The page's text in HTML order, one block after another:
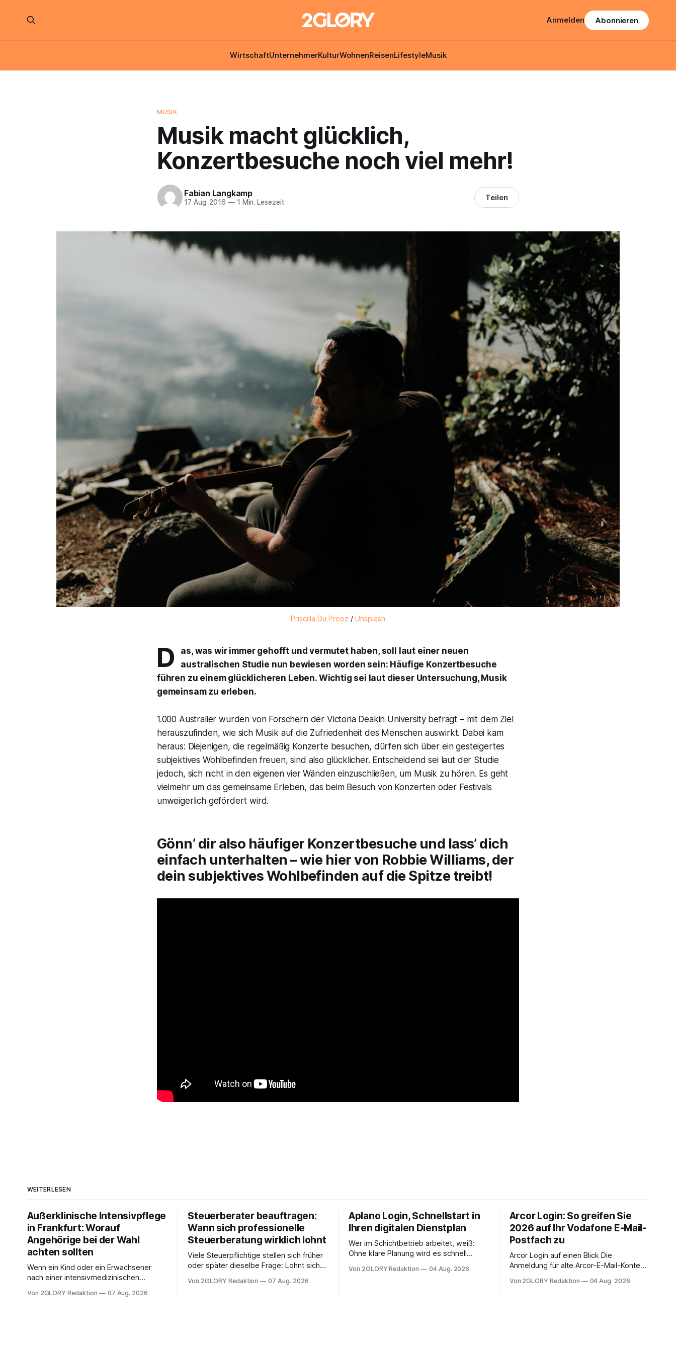
WirtschaftUnternehmerKulturWohnenReisenLifestyleMusik
Anmelden Abonnieren
MUSIK
Musik macht glücklich,
Konzertbesuche noch viel mehr!
Fabian Langkamp
17 Aug. 2016 —1 Min. Lesezeit Teilen
Priscilla Du Preez / Unsplash
D
as, was wir immer gehofft und vermutet haben, soll laut einer neuen
australischen Studie nun bewiesen worden sein: Häufige Konzertbesuche
führen zu einem glücklicheren Leben. Wichtig sei laut dieser Untersuchung, Musik
gemeinsam zu erleben.
1.000 Australier wurden von Forschern der Victoria Deakin University befragt – mit dem Ziel
herauszufinden, wie sich Musik auf die Zufriedenheit des Menschen auswirkt. Dabei kam
heraus: Diejenigen, die regelmäßig Konzerte besuchen, dürfen sich über ein gesteigertes
subjektives Wohlbefinden freuen, sind also glücklicher. Entscheidend sei laut der Studie
jedoch, sich nicht in den eigenen vier Wänden einzuschließen, um Musik zu hören. Es geht
vielmehr um das gemeinsame Erleben, das beim Besuch von Konzerten oder Festivals
unweigerlich gefördert wird.
Gönn’ dir also häufiger Konzertbesuche und lass’ dich
einfach unterhalten – wie hier von Robbie Williams, der
dein subjektives Wohlbefinden auf die Spitze treibt!
WEITERLESEN
Außerklinische Intensivpflege
in Frankfurt: Worauf
Angehörige bei der Wahl
achten sollten
Wenn ein Kind oder ein Erwachsener
nach einer intensivmedizinischen
oder eine engmaschige pflegerische
Von 2GLORY Redaktion 07 Aug. 2026
Steuerberater beauftragen:
Wann sich professionelle
Steuerberatung wirklich lohnt
Viele Steuerpflichtige stellen sich früher
oder später dieselbe Frage: Lohnt sich
sich die Steuererklärung auch in
Von 2GLORY Redaktion 07 Aug. 2026
Aplano Login, Schnellstart in
Ihren digitalen Dienstplan
Wer im Schichtbetrieb arbeitet, weiß:
Ohne klare Planung wird es schnell
zentraler Zugangspunkt, um dienstpläne,
Von 2GLORY Redaktion 04 Aug. 2026
Arcor Login: So greifen Sie
2026 auf Ihr Vodafone E-Mail-
Postfach zu
Arcor Login auf einen Blick Die
Anmeldung für alte Arcor-E-Mail-Konten
noch eine e mail adresse mit der Endung
Von 2GLORY Redaktion 04 Aug. 2026